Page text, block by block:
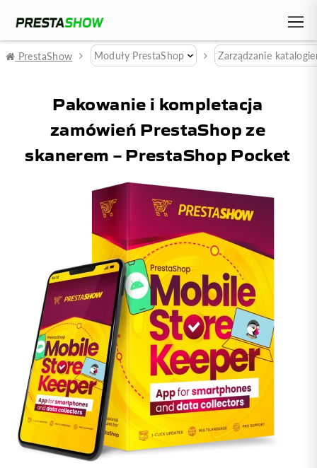
PrestaShow Moduły PrestaShop Zarządzanie
Pakowanie i kompletacja
zamówień PrestaShop ze
skanerem – PrestaShop Pocket